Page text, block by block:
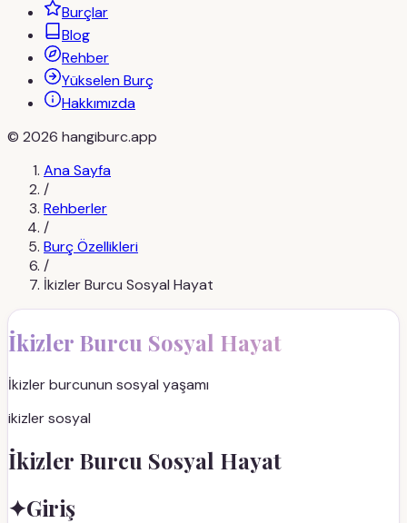
Burçlar
Blog
Rehber
Yükselen Burç
Hakkımızda
© 2026 hangiburc.app
Ana Sayfa
/
Rehberler
/
Burç Özellikleri
/
İkizler Burcu Sosyal Hayat
İkizler Burcu Sosyal Hayat
İkizler burcunun sosyal yaşamı
ikizler sosyal
İkizler Burcu Sosyal Hayat
✦Giriş